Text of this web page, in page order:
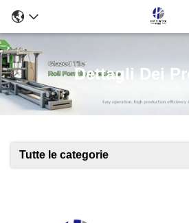
Dettagli Dei
Tutte le categorie